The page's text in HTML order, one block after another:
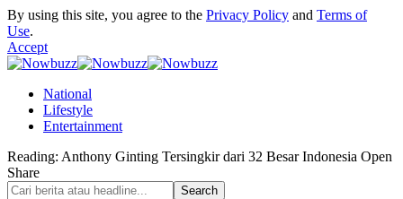
By using this site, you agree to the Privacy Policy and Terms of
Use.
Accept
National
Lifestyle
Entertainment
Reading: Anthony Ginting Tersingkir dari 32 Besar Indonesia Open
Share